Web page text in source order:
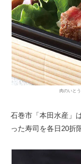
肉のいと
石巻市「本田水産」
った寿司を各日20折